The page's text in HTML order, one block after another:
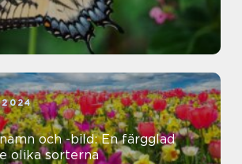
och -bild: En färgglad
olika sorterna